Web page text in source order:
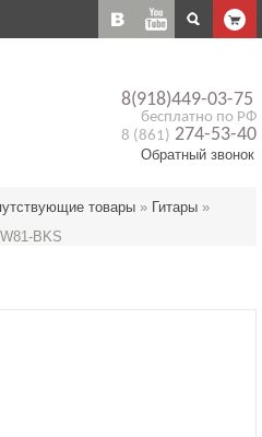
8(918)449-03-75
бесплатно по РФ
8 (861) 274-53-40
Обратный звонок
товары » Гитары »
BKS